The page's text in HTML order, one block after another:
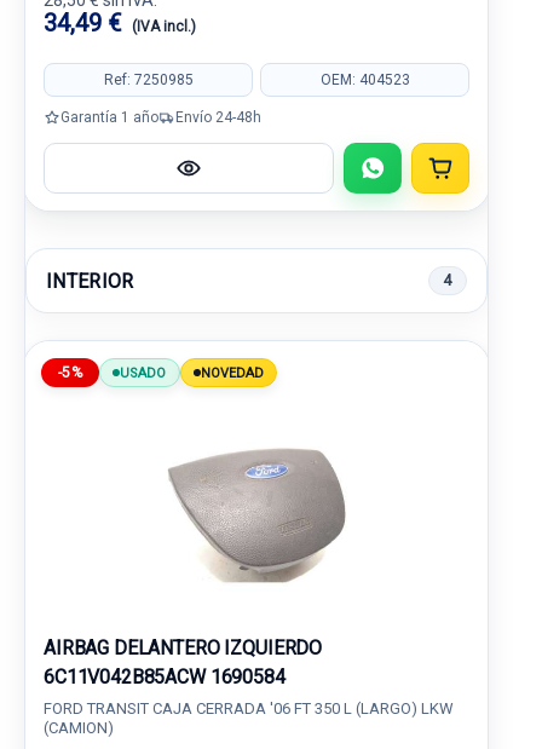
34,49 € (IVA incl.)
Ref: 7250985 OEM: 404523
Garantía 1 año Envío 24-48h
INTERIOR 4
-5% USADO NOVEDAD
AIRBAG DELANTERO IZQUIERDO
6C11V042B85ACW 1690584
FORD TRANSIT CAJA CERRADA '06 FT 350 L (LARGO) LKW
(CAMION)